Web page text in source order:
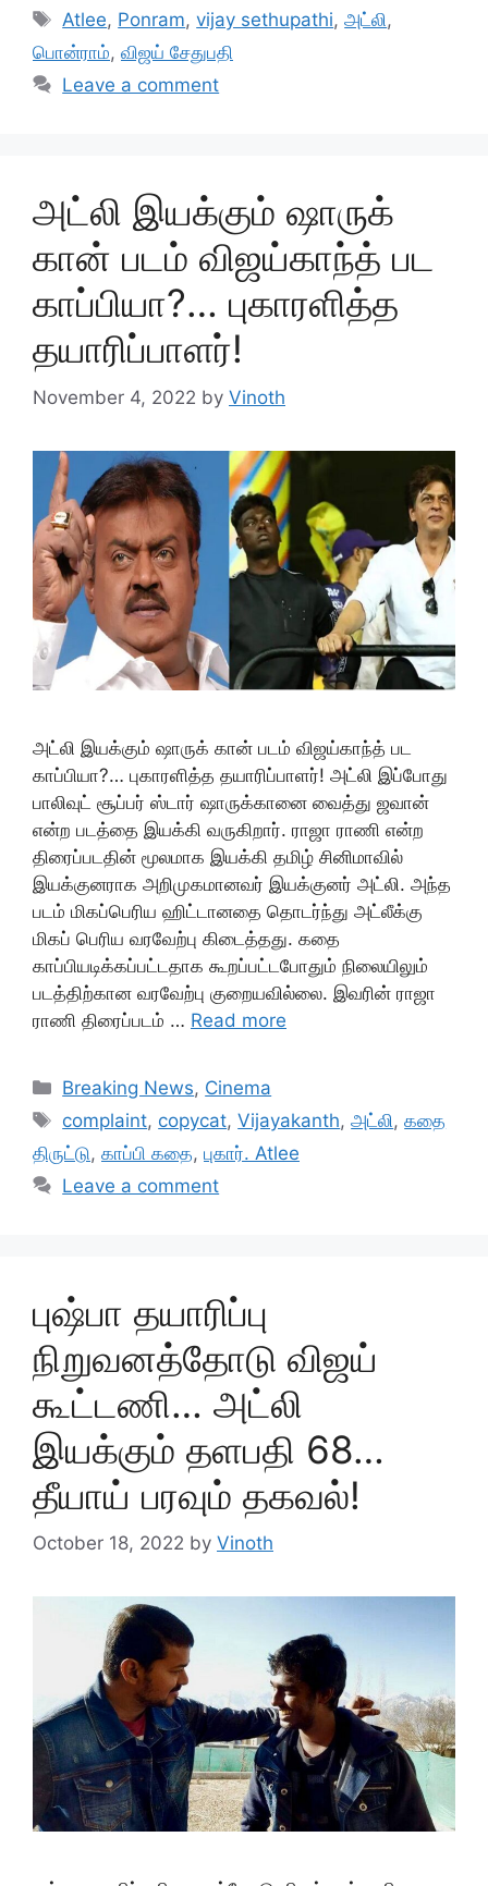
Tags
Atlee, Ponram,vijay sethupathi,அட்லி,
பொன்ராம், விஜய் சேதுபதி
Leave a comment
அட்லி இயக்கும் ஷாருக்
கான் படம் விஜய்காந்த் பட
காப்பியா?… புகாரளித்த
தயாரிப்பாளர்!
November 4, 2022 by Vinoth
அட்லி இயக்கும் ஷாருக் கான் படம் விஜய்காந்த் பட
காப்பியா?… புகாரளித்த தயாரிப்பாளர்! அட்லி இப்போது
பாலிவுட் சூப்பர் ஸ்டார் ஷாருக்கானை வைத்து ஜவான்
என்ற படத்தை இயக்கி வருகிறார். ராஜா ராணி என்ற
திரைப்படதின் மூலமாக இயக்கி தமிழ் சினிமாவில்
இயக்குனராக அறிமுகமானவர் இயக்குனர் அட்லி. அந்த
படம் மிகப்பெரிய ஹிட்டானதை தொடர்ந்து அட்லீக்கு
மிகப் பெரிய வரவேற்பு கிடைத்தது. கதை
காப்பியடிக்கப்பட்டதாக கூறப்பட்டபோதும் நிலையிலும்
படத்திற்கான வரவேற்பு குறையவில்லை. இவரின் ராஜா
ராணி திரைப்படம் … Read more
Categories
Breaking News, Cinema
Tags
complaint, copycat,Vijayakanth,அட்லி ,கதை
திருட்டு, காப்பி கதை, புகார். Atlee
Leave a comment
புஷ்பா தயாரிப்பு
நிறுவனத்தோடு விஜய்
கூட்டணி… அட்லி
இயக்கும் தளபதி 68…
தீயாய் பரவும் தகவல்!
October 18, 2022 by Vinoth